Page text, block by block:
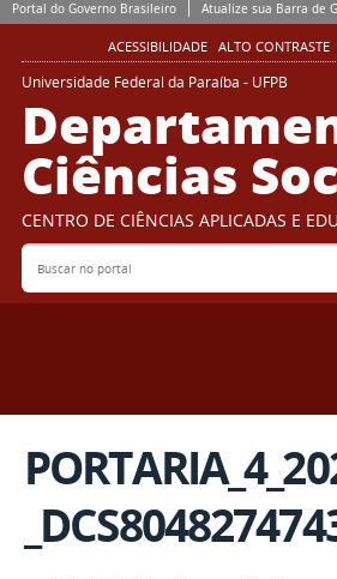
Portal do Governo Brasileiro Atualize sua Barra de
ACESSIBILIDADE ALTO CONTRASTE
Universidade Federal da Paraíba - UFPB
Ciências
CENTRO DE CIÊNCIAS APLICADAS E
Buscar no portal